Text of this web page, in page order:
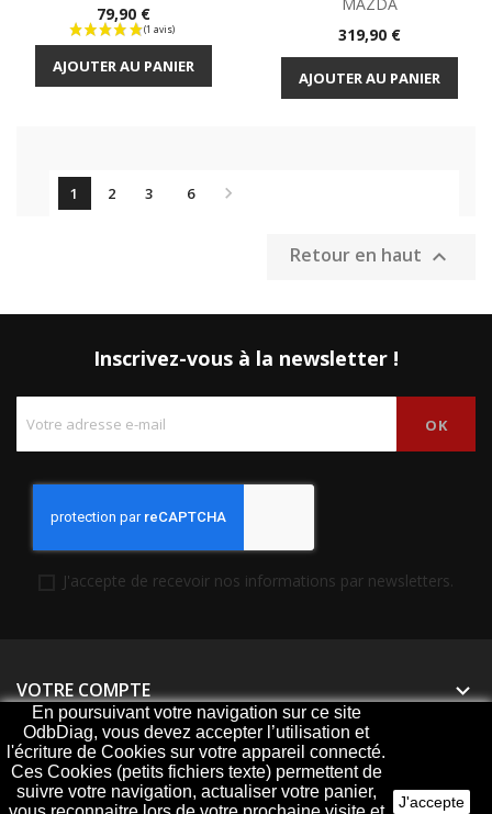
Prix
79,90 €
AJOUTER AU PANIER
MAZDA
Prix
319,90 €
AJOUTER AU PANIER
1 2 3 6 
Retour en haut 
Inscrivez-vous à la newsletter !
J'accepte de recevoir nos informations par newsletters.
VOTRE COMPTE 
PRODUITS
NOTRE SOCIÉTÉ 
En poursuivant votre navigation sur ce site
OdbDiag, vous devez accepter l’utilisation et
l'écriture de Cookies sur votre appareil connecté.
Ces Cookies (petits fichiers texte) permettent de
suivre votre navigation, actualiser votre panier,
J'accepte